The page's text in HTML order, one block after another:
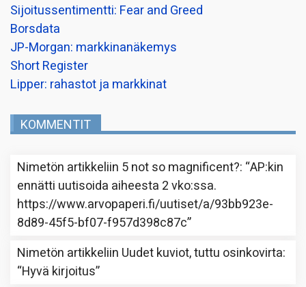
Sijoitussentimentti: Fear and Greed
Borsdata
JP-Morgan: markkinanäkemys
Short Register
Lipper: rahastot ja markkinat
KOMMENTIT
Nimetön artikkeliin 5 not so magnificent?: “AP:kin
ennätti uutisoida aiheesta 2 vko:ssa.
https://www.arvopaperi.fi/uutiset/a/93bb923e-
8d89-45f5-bf07-f957d398c87c”
Nimetön artikkeliin Uudet kuviot, tuttu osinkovirta:
“Hyvä kirjoitus”